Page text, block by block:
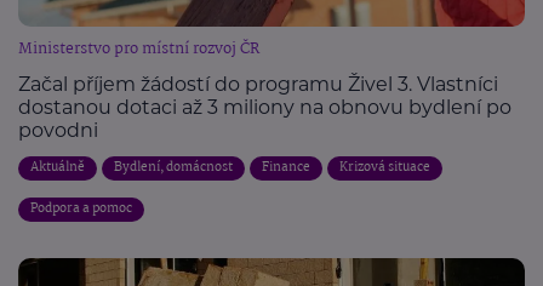
Ministerstvo pro místní rozvoj ČR
Začal příjem žádostí do programu Živel 3. Vlastníci
dostanou dotaci až 3 miliony na obnovu bydlení po
povodni
Aktuálně Bydlení, domácnost Finance
Krizová situace
Podpora a pomoc